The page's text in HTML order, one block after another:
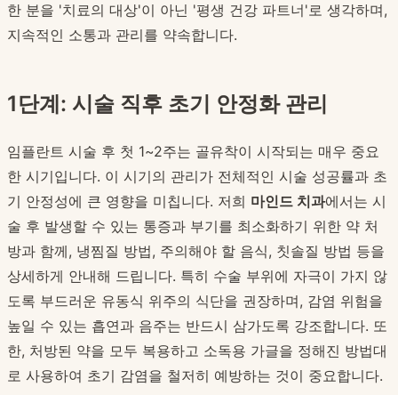
한 분을 '치료의 대상'이 아닌 '평생 건강 파트너'로 생각하며,
지속적인 소통과 관리를 약속합니다.
1단계: 시술 직후 초기 안정화 관리
임플란트 시술 후 첫 1~2주는 골유착이 시작되는 매우 중요
한 시기입니다. 이 시기의 관리가 전체적인 시술 성공률과 초
기 안정성에 큰 영향을 미칩니다. 저희 마인드 치과에서는 시
술 후 발생할 수 있는 통증과 부기를 최소화하기 위한 약 처
방과 함께, 냉찜질 방법, 주의해야 할 음식, 칫솔질 방법 등을
상세하게 안내해 드립니다. 특히 수술 부위에 자극이 가지 않
도록 부드러운 유동식 위주의 식단을 권장하며, 감염 위험을
높일 수 있는 흡연과 음주는 반드시 삼가도록 강조합니다. 또
한, 처방된 약을 모두 복용하고 소독용 가글을 정해진 방법대
로 사용하여 초기 감염을 철저히 예방하는 것이 중요합니다.